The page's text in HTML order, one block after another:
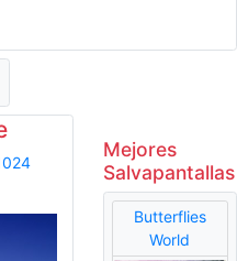
Mejores
Salvapantallas
Butterflies
World